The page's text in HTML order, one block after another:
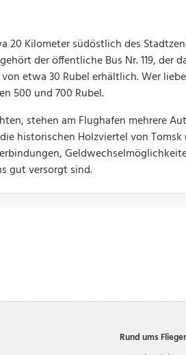
20 Kilometer südöstlich des
der öffentliche Bus Nr. 119,
etwa 30 Rubel erhältlich. Wer
500 und 700 Rubel.
stehen am Flughafen mehrere
historischen Holzviertel von
gut versorgt sind.